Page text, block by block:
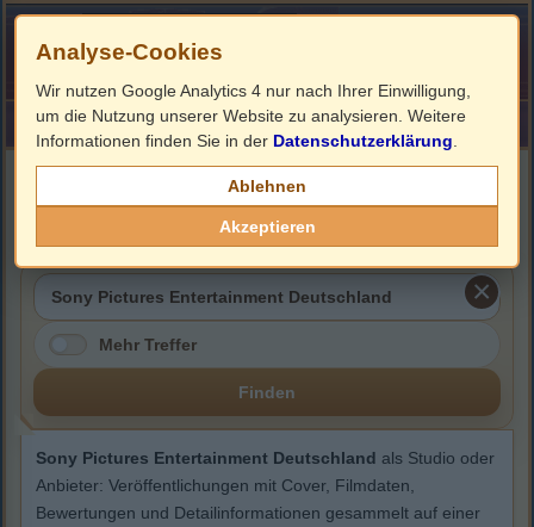
HOME ImpressumLinks
Sony Pictures Entertainment
Deutschland
Mehr Treffer
Finden
Sony Pictures Entertainment Deutschland als Studio oder
Anbieter: Veröffentlichungen mit Cover, Filmdaten,
Bewertungen und Detailinformationen gesammelt auf einer
Analyse-Cookies
Wir nutzen Google Analytics 4 nur nach Ihrer Einwilligung,
um die Nutzung unserer Website zu analysieren. Weitere
Informationen finden Sie in der Datenschutzerklärung
Ablehnen
Akzeptieren